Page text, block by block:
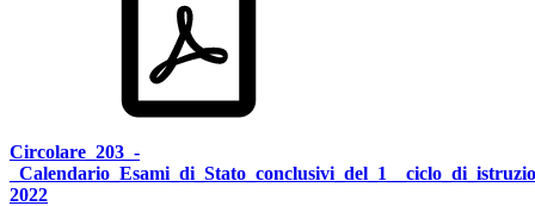
Circolare_203_-
2022